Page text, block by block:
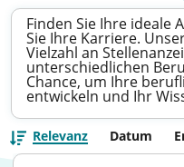
Finden Sie Ihre ideale
Sie Ihre Karriere.
Vielzahl an
unterschiedlichen
Chance, um Ihre
entwickeln und Ihr
Relevanz Datum